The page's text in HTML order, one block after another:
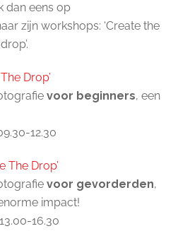
dan eens op
zijn workshops: ‘Create the
Drop’
voor beginners, een
12.30
The Drop’
voor gevorderden,
impact!
16.30